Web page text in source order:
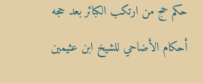
حكم حج من ارتكب الكبائر بعد حجه
أحكام الأضاحي للشيخ ابن عثيمين